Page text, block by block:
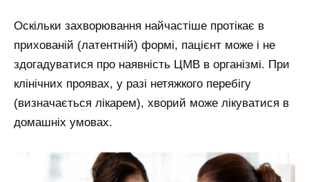
Оскільки захворювання найчастіше протікає в
прихованій (латентній) формі, пацієнт може і не
здогадуватися про наявність ЦМВ в організмі. При
клінічних проявах, у разі нетяжкого перебігу
(визначається лікарем), хворий може лікуватися в
домашніх умовах.